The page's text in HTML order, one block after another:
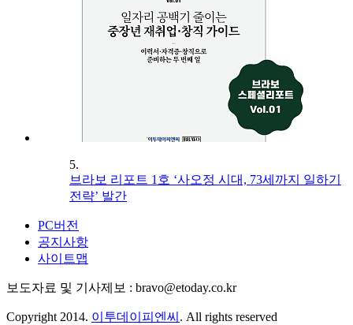
5.
브라보 리포트 1호 ‘사오정 시대, 73세까지 일하기
전략’ 발간
PC버전
공지사항
사이트맵
보도자료 및 기사제보 : bravo@etoday.co.kr
Copyright 2014. 이투데이피엔씨 . All rights reserved